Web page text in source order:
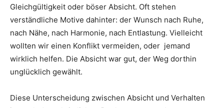
Gleichgültigkeit oder böser Absicht. Oft stehen
verständliche Motive dahinter: der Wunsch nach Ruhe,
nach Nähe, nach Harmonie, nach Entlastung. Vielleicht
wollten wir einen Konflikt vermeiden, oder jemand
wirklich helfen. Die Absicht war gut, der Weg dorthin
unglücklich gewählt.
Diese Unterscheidung zwischen Absicht und Verhalten